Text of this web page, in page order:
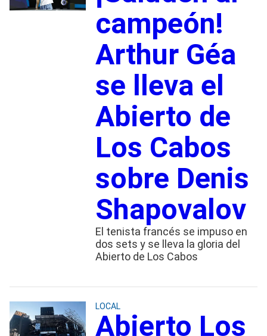
campeón!
Arthur Géa
se lleva el
Abierto de
Los Cabos
sobre Denis
Shapovalov
El tenista francés se impuso en
dos sets y se lleva la gloria del
Abierto de Los Cabos
LOCAL
Abierto Los